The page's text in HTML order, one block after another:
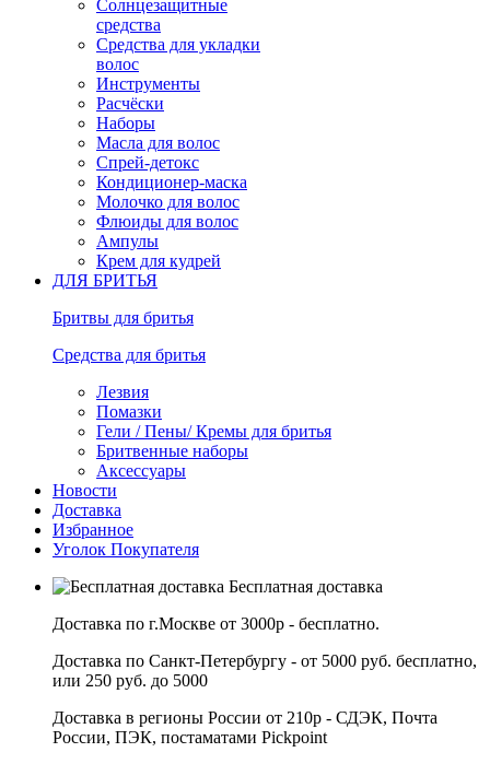
Солнцезащитные
средства
Средства для укладки
волос
Инструменты
Расчёски
Наборы
Масла для волос
Спрей-детокс
Кондиционер-маска
Молочко для волос
Флюиды для волос
Ампулы
Крем для кудрей
ДЛЯ БРИТЬЯ
Бритвы для бритья
Средства для бритья
Лезвия
Помазки
Гели / Пены/ Кремы для бритья
Бритвенные наборы
Аксессуары
Новости
Доставка
Избранное
Уголок Покупателя
Бесплатная доставка
Доставка по г.Москве от 3000р - бесплатно.
Доставка по Санкт-Петербургу - от 5000 руб. бесплатно,
или 250 руб. до 5000
Доставка в регионы России от 210р - СДЭК, Почта
России, ПЭК, постаматами Pickpoint